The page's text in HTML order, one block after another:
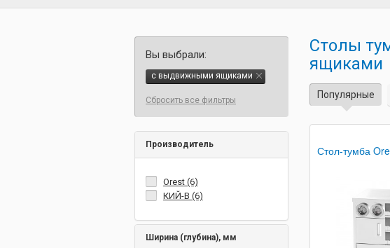
Столы
ящиками
Популярные
Стол-тумба
Вы выбрали:
с выдвижными ящиками
Сбросить все фильтры
Производитель
Orest (6)
КИЙ-В (6)
Ширина (глубина), мм